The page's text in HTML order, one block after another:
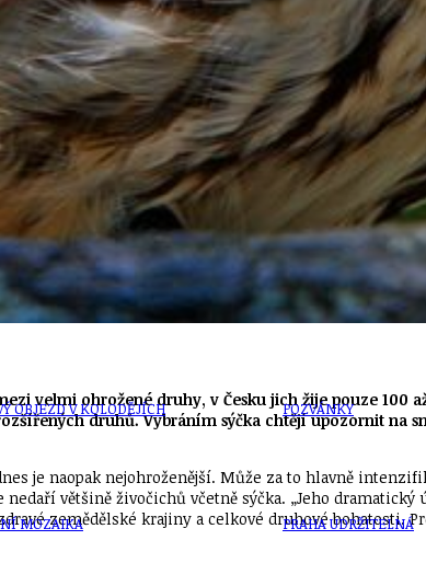
VĚTOU
SPOJKA
OBJEZD V KOLODĚJÍCH
MOZAIKA
PETICE, VÝZVY,
POLITIKA
POZVÁNKY
PRAHA UDRŽITELNÁ
velmi ohrožené druhy, v Česku jich žije pouze 100
druhů. Vybráním sýčka chtějí upozornit na
je naopak nejohroženější. Může za to hlavně
většině živočichů včetně sýčka. „Jeho
zemědělské krajiny a celkové druhové bohatosti.